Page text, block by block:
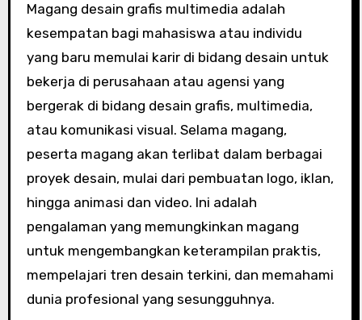
Magang desain grafis multimedia adalah
kesempatan bagi mahasiswa atau individu
yang baru memulai karir di bidang desain untuk
bekerja di perusahaan atau agensi yang
bergerak di bidang desain grafis, multimedia,
atau komunikasi visual. Selama magang,
peserta magang akan terlibat dalam berbagai
proyek desain, mulai dari pembuatan logo, iklan,
hingga animasi dan video. Ini adalah
pengalaman yang memungkinkan magang
untuk mengembangkan keterampilan praktis,
mempelajari tren desain terkini, dan memahami
dunia profesional yang sesungguhnya.